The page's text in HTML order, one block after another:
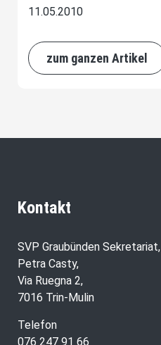
11.05.2010
zum ganzen Artikel
Kontakt
SVP Graubünden Sekretariat,
Petra Casty,
Via Ruegna 2,
7016 Trin-Mulin
Telefon
076 247 91 66